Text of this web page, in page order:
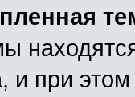
и при